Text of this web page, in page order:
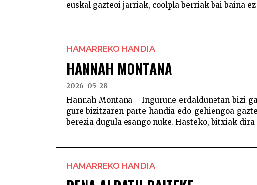
euskal gazteoi jarriak, coolpla berriak bai baina
HAMARREKO HANDIA
HANNAH MONTANA
2026-05-28
Hannah Montana - Ingurune erdaldunetan bizi
gure bizitzaren parte handia edo gehiengoa
berezia dugula esango nuke. Hasteko, bitxiak dira
HAMARREKO HANDIA